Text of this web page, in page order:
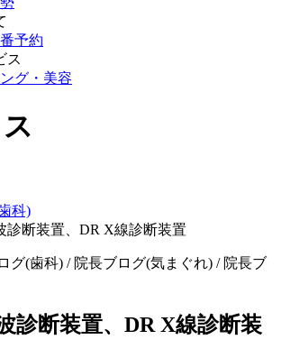
予約
ス
グ・美容
科)
診断装置、DR X線診断装置
グ(歯科) / 院長ブログ(気まぐれ) / 院長ブ
診断装置、DR X線診断装